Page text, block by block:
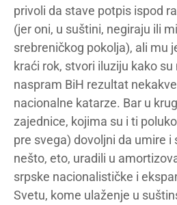
privoli da stave potpis ispod
(jer oni, u suštini, negiraju ili
srebreničkog pokolja), ali mu
kraći rok, stvori iluziju kako
naspram BiH rezultat
nacionalne katarze. Bar u
zajednice, kojima su i ti
pre svega) dovoljni da umire i
nešto, eto, uradili u
srpske nacionalističke i
Svetu, kome ulaženje u